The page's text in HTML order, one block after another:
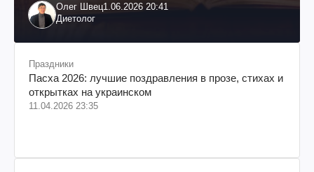
Олег Швец1.06.2026 20:41
Диетолог
Праздники
Пасха 2026: лучшие поздравления в прозе, стихах и
открытках на украинском
11.04.2026 23:35